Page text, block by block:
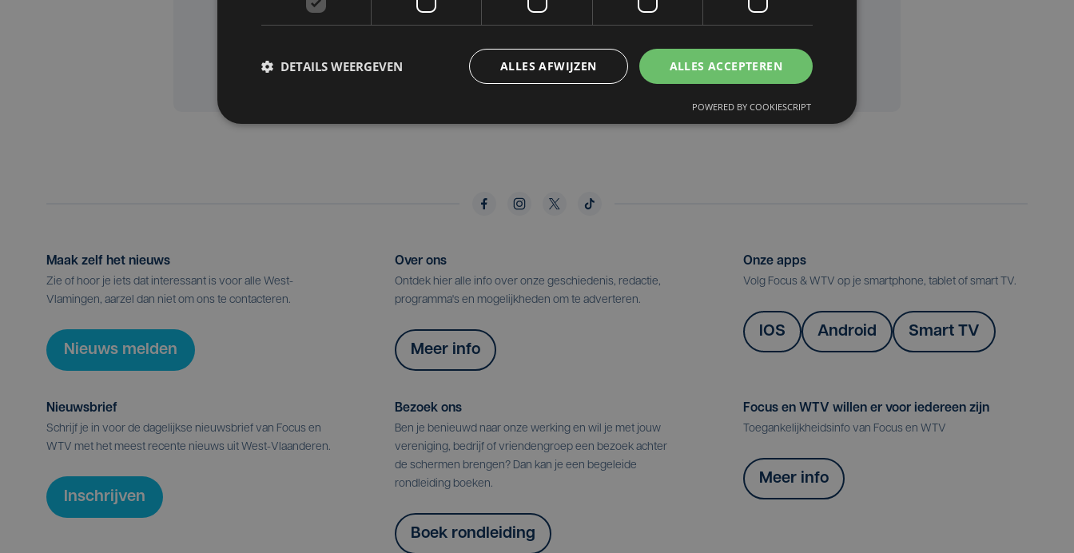
Aanvragen
Maak zelf het nieuws
Zie of hoor je iets dat interessant is voor alle West-
Vlamingen, aarzel dan niet om ons te contacteren.
Nieuws melden
Over ons
Ontdek hier alle info over onze geschiedenis, redactie,
programma's en mogelijkheden om te adverteren.
Meer info
Onze apps
Volg Focus & WTV op je smartphone, tablet of smart TV.
IOS Android Smart TV
Nieuwsbrief
Schrijf je in voor de dagelijkse nieuwsbrief van Focus en
WTV met het meest recente nieuws uit West-Vlaanderen.
Inschrijven
Bezoek ons
Ben je benieuwd naar onze werking en wil je met jouw
vereniging, bedrijf of vriendengroep een bezoek achter
de schermen brengen? Dan kan je een begeleide
rondleiding boeken.
Boek rondleiding
Focus en WTV willen er voor iedereen zijn
Toegankelijkheidsinfo van Focus en WTV
Meer info
ALLES ACCEPTEREN
ALLES AFWIJZEN
DETAILS WEERGEVEN
POWERED BY COOKIESCRIPT